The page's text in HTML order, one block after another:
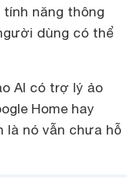
năng thông
dùng có thể
AI có trợ lý ảo
Home hay
là nó vẫn chưa hỗ